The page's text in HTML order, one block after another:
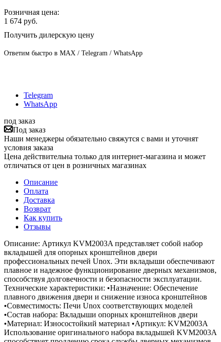
Розничная цена:
1 674 руб.
Получить дилерскую цену
Ответим быстро в MAX / Telegram / WhatsApp
Telegram
WhatsApp
под заказ
Под заказ
Наши менеджеры обязательно свяжутся с вами и уточнят
условия заказа
Цена действительна только для интернет-магазина и может
отличаться от цен в розничных магазинах
Описание
Оплата
Доставка
Возврат
Как купить
Отзывы
Описание: Артикул KVM2003A представляет собой набор
вкладышей для опорных кронштейнов двери
профессиональных печей Unox. Эти вкладыши обеспечивают
плавное и надежное функционирование дверных механизмов,
способствуя долговечности и безопасности эксплуатации.
Технические характеристики: •Назначение: Обеспечение
плавного движения двери и снижение износа кронштейнов
•Совместимость: Печи Unox соответствующих моделей
•Состав набора: Вкладыши опорных кронштейнов двери
•Материал: Износостойкий материал •Артикул: KVM2003A
Использование оригинального набора вкладышей KVM2003A